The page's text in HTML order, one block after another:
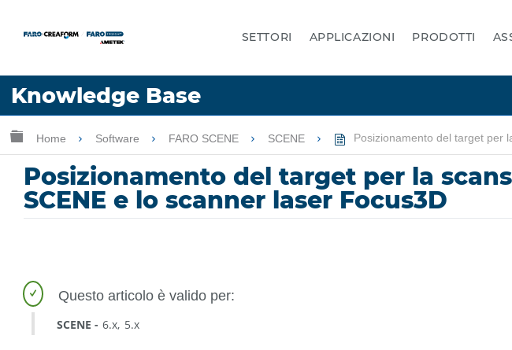
SETTORI APPLICAZIONI PRODOTTI
Knowledge Base
Lingua
Ingrandisci/riduci gerarchia globale
Home Software FARO SCENE SCENE Posizionamento del target per
Posizionamento del target per la
SCENE e lo scanner laser Focus3D
SCENE 6.x 5.x